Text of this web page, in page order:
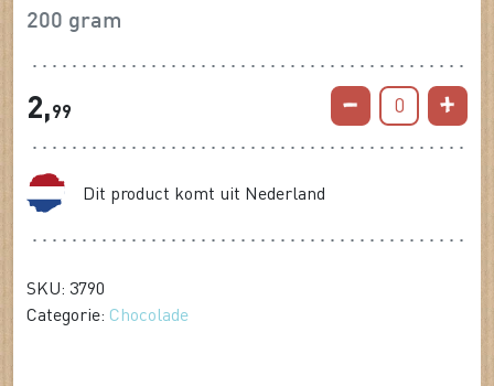
200 gram
2,99 0
Dit product komt uit Nederland
SKU: 3790
Categorie: Chocolade